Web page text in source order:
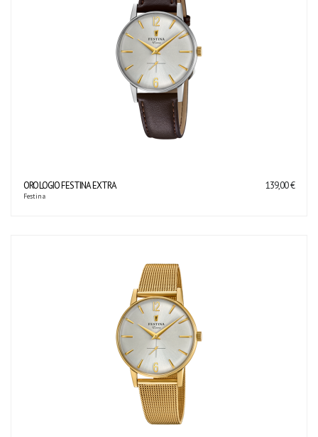
OROLOGIO FESTINA EXTRA
Festina
139,00 €